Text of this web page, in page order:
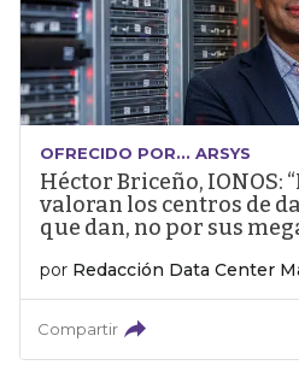
OFRECIDO POR... ARSYS
Héctor Briceño, IONOS:
valoran los centros de
que dan, no por sus
por Redacción Data Center
Compartir